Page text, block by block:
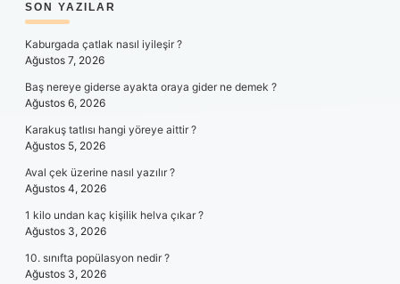
SIDEBAR
SON YAZILAR
Kaburgada çatlak nasıl iyileşir ?
Ağustos 7, 2026
Baş nereye giderse ayakta oraya gider ne demek ?
Ağustos 6, 2026
Karakuş tatlısı hangi yöreye aittir ?
Ağustos 5, 2026
Aval çek üzerine nasıl yazılır ?
Ağustos 4, 2026
1 kilo undan kaç kişilik helva çıkar ?
Ağustos 3, 2026
10. sınıfta popülasyon nedir ?
Ağustos 3, 2026